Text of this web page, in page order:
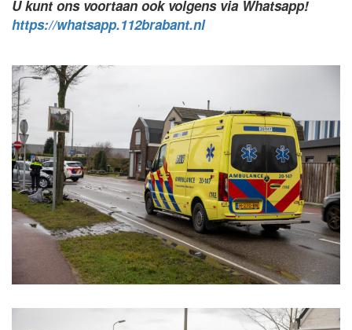
U kunt ons voortaan ook volgens via Whatsapp!
https://whatsapp.112brabant.nl